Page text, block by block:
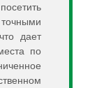
дает
по